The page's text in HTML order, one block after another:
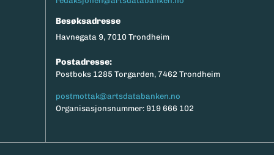
Besøksadresse
Havnegata 9, 7010 Trondheim
Postadresse:
Postboks 1285 Torgarden, 7462 Trondheim
postmottak@artsdatabanken.no
Organisasjonsnummer: 919 666 102